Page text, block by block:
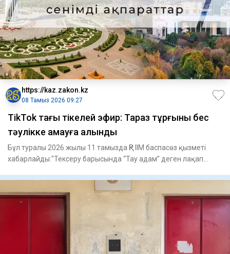
https://kaz.zakon.kz
08 Тамыз 2026 09:27
TikTok тағы тікелей эфир: Тараз тұрғыны бес
тәулікке қамауға алынды
Бұл туралы 2026 жылы 11 тамызда ҚР ІІМ баспасөз қызметі
хабарлайды:"Тексеру барысында “Тау адам” деген лақап